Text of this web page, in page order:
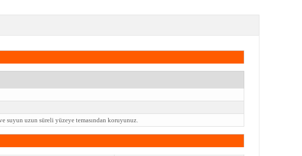
suyun uzun süreli yüzeye temasından koruyunuz.